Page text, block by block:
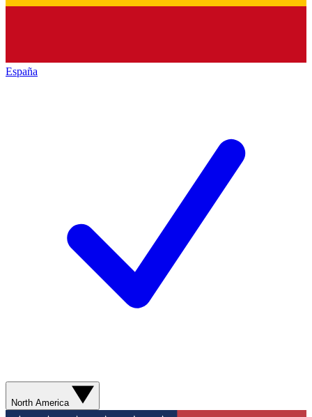
España
North America